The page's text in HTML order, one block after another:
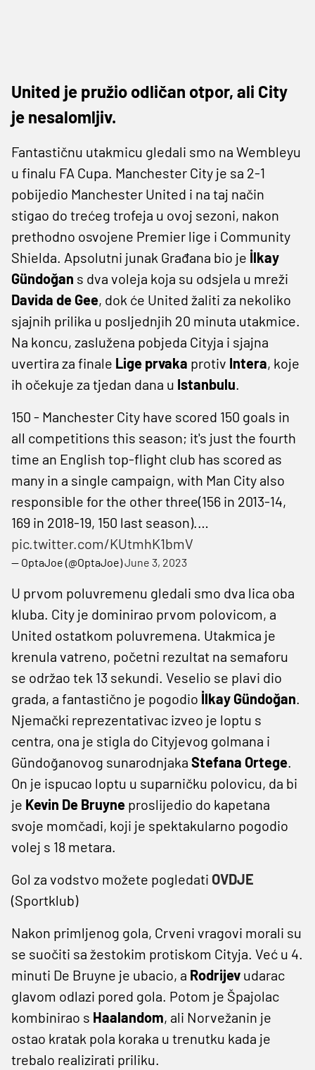
United je pružio odličan otpor, ali City
je nesalomljiv.
Fantastičnu utakmicu gledali smo na Wembleyu
u finalu FA Cupa. Manchester City je sa 2-1
pobijedio Manchester United i na taj način
stigao do trećeg trofeja u ovoj sezoni, nakon
prethodno osvojene Premier lige i Community
Shielda. Apsolutni junak Građana bio je İlkay
Gündoğan s dva voleja koja su odsjela u mreži
Davida de Gee, dok će United žaliti za nekoliko
sjajnih prilika u posljednjih 20 minuta utakmice.
Na koncu, zaslužena pobjeda Cityja i sjajna
uvertira za finale Lige prvaka protiv Intera, koje
ih očekuje za tjedan dana u Istanbulu.
150 - Manchester City have scored 150 goals in
all competitions this season; it's just the fourth
time an English top-flight club has scored as
many in a single campaign, with Man City also
responsible for the other three(156 in 2013-14,
169 in 2018-19, 150 last season).…
pic.twitter.com/KUtmhK1bmV
— OptaJoe (@OptaJoe)June 3, 2023
U prvom poluvremenu gledali smo dva lica oba
kluba. City je dominirao prvom polovicom, a
United ostatkom poluvremena. Utakmica je
krenula vatreno, početni rezultat na semaforu
se održao tek 13 sekundi. Veselio se plavi dio
grada, a fantastično je pogodio İlkay Gündoğan.
Njemački reprezentativac izveo je loptu s
centra, ona je stigla do Cityjevog golmana i
Gündoğanovog sunarodnjaka Stefana Ortege.
On je ispucao loptu u suparničku polovicu, da bi
je Kevin De Bruyne proslijedio do kapetana
svoje momčadi, koji je spektakularno pogodio
volej s 18 metara.
Gol za vodstvo možete pogledati OVDJE
(Sportklub)
Nakon primljenog gola, Crveni vragovi morali su
se suočiti sa žestokim protiskom Cityja. Već u 4.
minuti De Bruyne je ubacio, a Rodrijev udarac
glavom odlazi pored gola. Potom je Špajolac
kombinirao s Haalandom, ali Norvežanin je
ostao kratak pola koraka u trenutku kada je
trebalo realizirati priliku.